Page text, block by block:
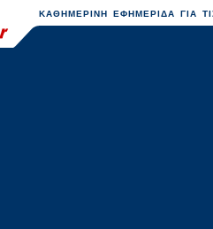
ΚΑΘΗΜΕΡΙΝΗ ΕΦΗΜΕΡΙΔΑ ΓΙΑ